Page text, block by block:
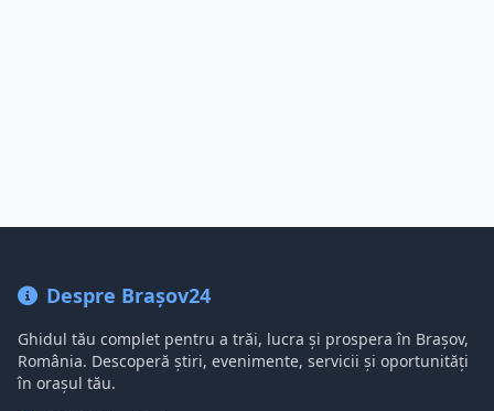
Despre Brașov24
Ghidul tău complet pentru a trăi, lucra și prospera în Brașov,
România. Descoperă știri, evenimente, servicii și oportunități
în orașul tău.